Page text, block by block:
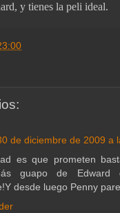
y tienes la peli ideal.
de diciembre de 2009 a
es que prometen
guapo de Edward
desde luego Penny